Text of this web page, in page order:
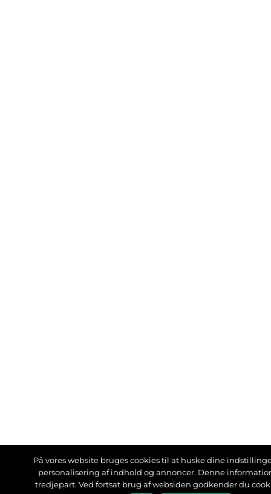
På vores website bruges cookies til at huske dine
personalisering af indhold og annoncer. Denne
tredjepart. Ved fortsat brug af websiden godkender du